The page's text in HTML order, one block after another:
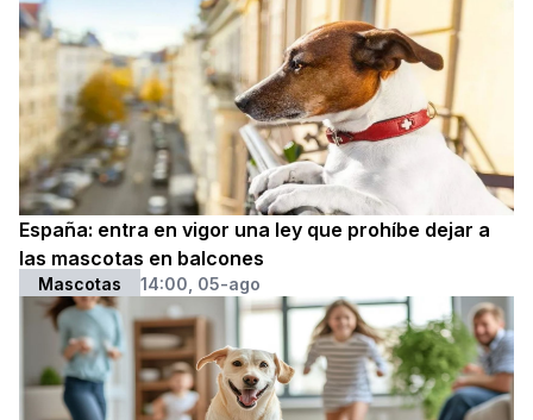
España: entra en vigor una ley que prohíbe dejar a
las mascotas en balcones
Mascotas 14:00, 05-ago